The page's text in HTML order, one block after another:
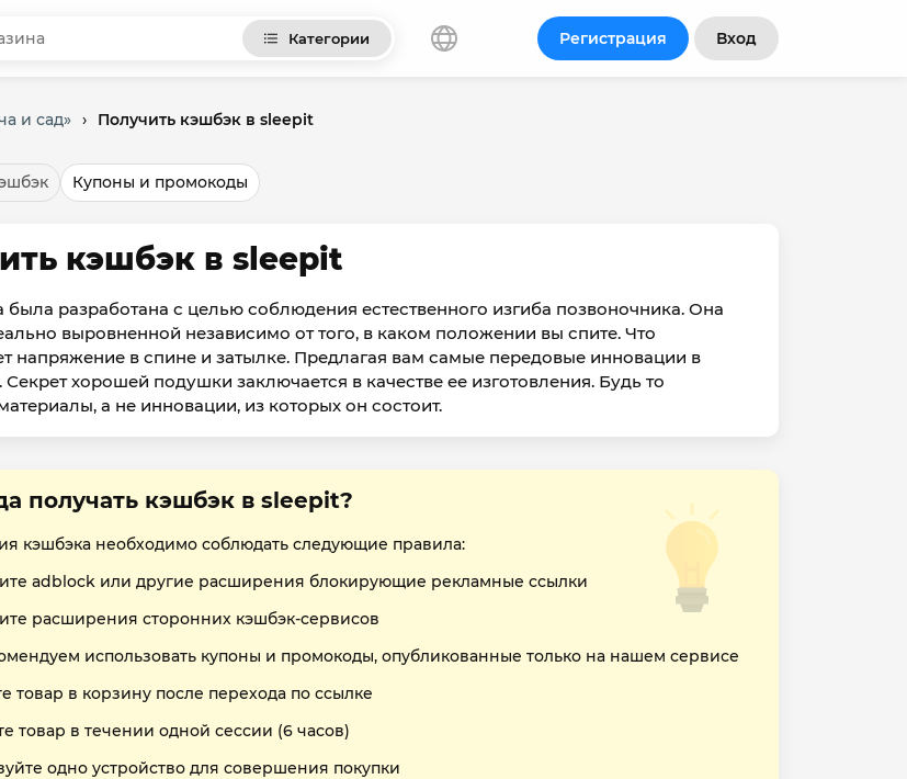
Категории Регистрация Вход
и сад» › Получить кэшбэк в sleepit
Купоны и промокоды
кэшбэк в sleepit
была разработана с целью соблюдения естественного изгиба позвоночника. Она
выровненной независимо от того, в каком положении вы спите. Что
напряжение в спине и затылке. Предлагая вам самые передовые инновации в
Секрет хорошей подушки заключается в качестве ее изготовления. Будь то
а не инновации, из которых он состоит.
получать кэшбэк в sleepit?
кэшбэка необходимо соблюдать следующие правила:
adblock или другие расширения блокирующие рекламные ссылки
расширения сторонних кэшбэк-сервисов
использовать купоны и промокоды, опубликованные только на нашем сервисе
товар в корзину после перехода по ссылке
товар в течении одной сессии (6 часов)
одно устройство для совершения покупки